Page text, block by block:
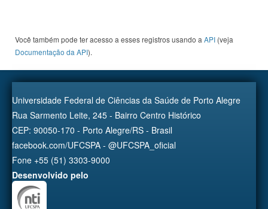
Você também pode ter acesso a esses registros usando a API (veja
Documentação da API).
Universidade Federal de Ciências da Saúde de Porto Alegre
Rua Sarmento Leite, 245 - Bairro Centro Histórico
CEP: 90050-170 - Porto Alegre/RS - Brasil
facebook.com/UFCSPA - @UFCSPA_oficial
Fone +55 (51) 3303-9000
Desenvolvido pelo